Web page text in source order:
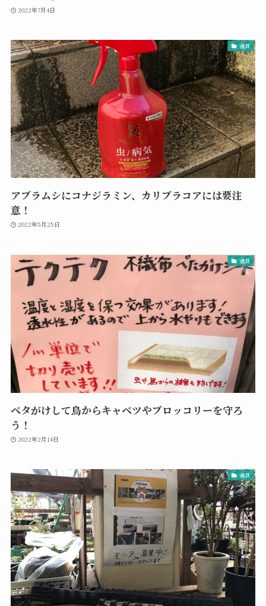
2022年7月4日
道具
アブラムシにコナジラミン、カリブラコアには要注
意！
2022年5月25日
道具
ベタがけして鳥からキャベツやブロッコリーを守ろ
う！
2022年2月14日
道具